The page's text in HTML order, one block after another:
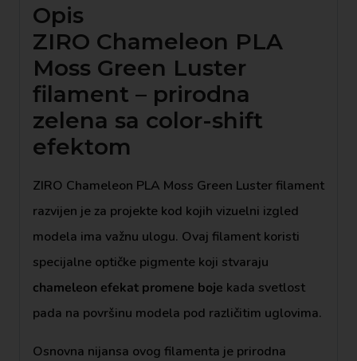
Opis
ZIRO Chameleon PLA
Moss Green Luster
filament – prirodna
zelena sa color-shift
efektom
ZIRO Chameleon PLA Moss Green Luster filament
razvijen je za projekte kod kojih vizuelni izgled
modela ima važnu ulogu. Ovaj filament koristi
specijalne optičke pigmente koji stvaraju
chameleon efekat promene boje kada svetlost
pada na površinu modela pod različitim uglovima.
Osnovna nijansa ovog filamenta je prirodna